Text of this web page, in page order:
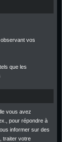
vos
que les
vous avez
pour répondre à
informer sur des
traiter votre